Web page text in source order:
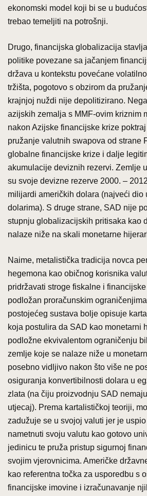
ekonomski model koji bi se u
trebao temeljiti na potrošnji.
Drugo, financijska globalizacija
politike povezane sa jačanjem
država u kontekstu povećane
tržišta, pogotovo s obzirom da
krajnjoj nuždi nije depolitizirano.
azijskih zemalja s MMF-ovim kriznim
nakon Azijske financijske krize
pružanje valutnih swapova od strane
globalne financijske krize i dalje
akumulacije deviznih rezervi. Zemlje
su svoje devizne rezerve 2000. –
milijardi američkih dolara (najveći dio
dolarima). S druge strane, SAD nije
stupnju globalizacijskih pritisaka kao
nalaze niže na skali monetarne
Naime, metalistička tradicija novca
hegemona kao običnog korisnika
pridržavati stroge fiskalne i
podložan proračunskim
postojećeg sustava bolje opisuje
koja postulira da SAD kao monetarni
podložne ekvivalentom ograničenju
zemlje koje se nalaze niže u
posebno vidljivo nakon što više ne
osiguranja konvertibilnosti dolara u
zlata (na čiju proizvodnju SAD
utjecaj). Prema kartalističkoj teoriji,
zadužuje se u svojoj valuti jer je
nametnuti svoju valutu kao gotovo
jedinicu te pruža pristup sigurnoj
svojim vjerovnicima. Američke
kao referentna točka za usporedbu s
financijske imovine i izračunavanje